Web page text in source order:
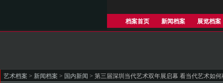
档案首页 新闻档案 展览档案
艺术档案 > 新闻档案 > 国内新闻 > 第三届深圳当代艺术双年展启幕 看当代艺术如